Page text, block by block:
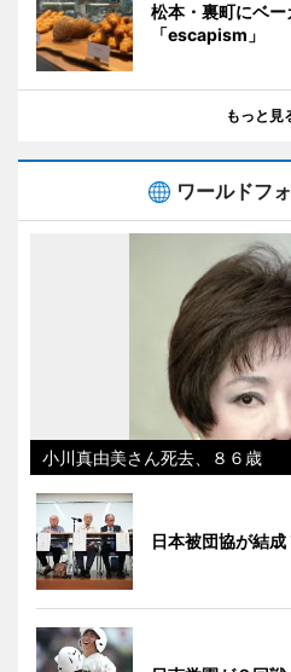
松本・裏町にベ
「escapism」
もっと見
ワールドフ
小川真由美さん死去、８６歳
日本被団協が結成